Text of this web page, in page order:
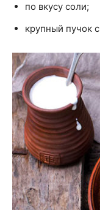
по вкусу соли;
крупный пучок